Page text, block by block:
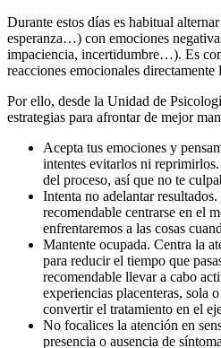
Durante estos días es habitual
esperanza…) con emociones
impaciencia, incertidumbre…). Es
reacciones emocionales directamente
Por ello, desde la Unidad de
estrategias para afrontar de mejor
Acepta tus emociones y
intentes evitarlos ni
del proceso, así que no te
Intenta no adelantar
recomendable centrarse en el
enfrentaremos a las cosas
Mantente ocupada. Centra la
para reducir el tiempo que
recomendable llevar a cabo
experiencias placenteras, sola
convertir el tratamiento en el
No focalices la atención en
presencia o ausencia de